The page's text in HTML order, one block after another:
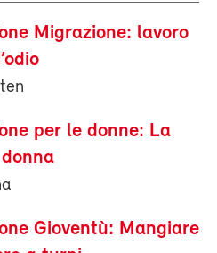
Migrazione: lavoro
per le donne: La
Gioventù: Mangiare